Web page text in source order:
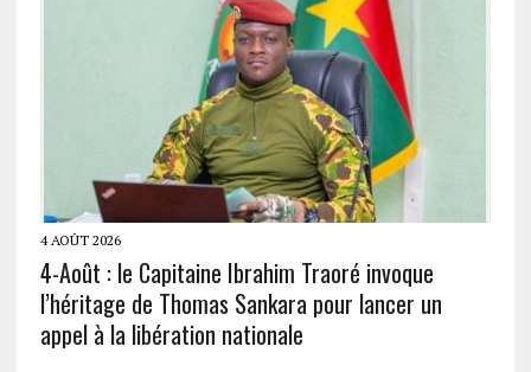
4 AOÛT 2026
4-Août : le Capitaine Ibrahim Traoré invoque
l’héritage de Thomas Sankara pour lancer un
appel à la libération nationale